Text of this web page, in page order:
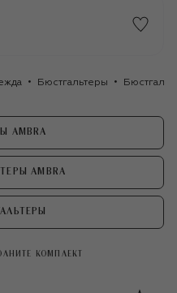
Бюстгальтеры
AMBRA
AMBRA
КОМПЛЕКТ